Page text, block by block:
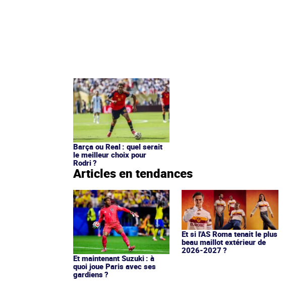
Barça ou Real : quel serait
le meilleur choix pour
Rodri ?
Articles en tendances
Et maintenant Suzuki : à
quoi joue Paris avec ses
gardiens ?
Et si l'AS Roma tenait le plus
beau maillot extérieur de
2026-2027 ?